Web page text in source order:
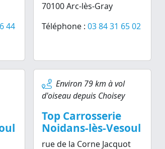
44
70100 Arc-lès-Gray
Téléphone :03 84 31 65 02
Environ 79 km à vol
d'oiseau depuis Choisey
Top Carrosserie
Noidans-lès-Vesoul
rue de la Corne Jacquot